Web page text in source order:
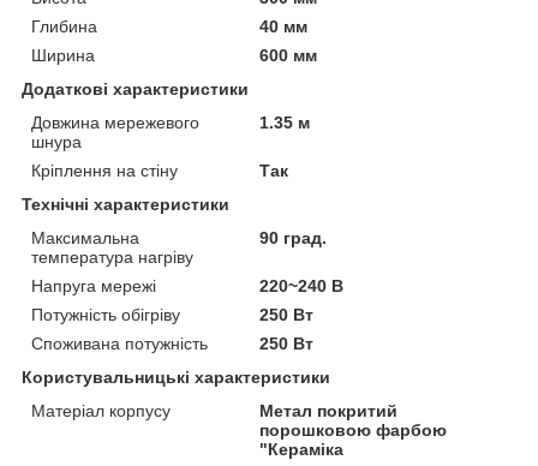
Глибина
40 мм
Ширина
600 мм
Додаткові характеристики
Довжина мережевого
шнура
1.35 м
Кріплення на стіну
Так
Технічні характеристики
Максимальна
температура нагріву
90 град.
Напруга мережі
220~240 В
Потужність обігріву
250 Вт
Споживана потужність
250 Вт
Користувальницькі характеристики
Матеріал корпусу
Метал покритий
порошковою фарбою
"Кераміка